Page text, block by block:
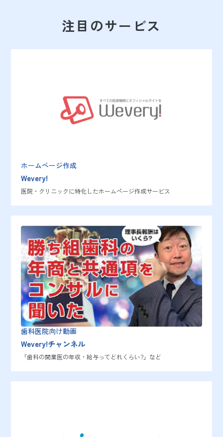
注目のサービス
ホームページ作成
Wevery!
医院・クリニックに特化したホームページ作成サービス
歯科医院向け動画
Wevery!チャンネル
「歯科の開業医の年収・給与ってどれくらい?」など